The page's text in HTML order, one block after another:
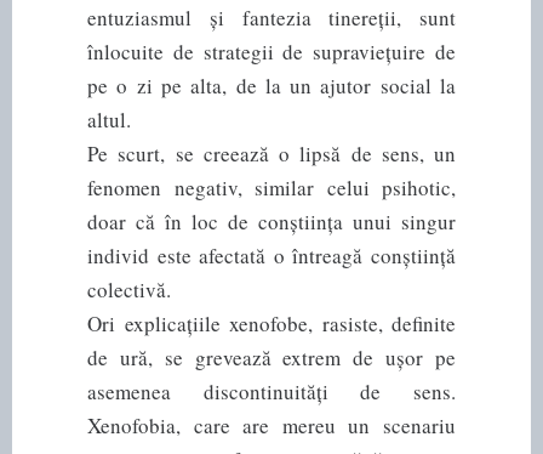
entuziasmul și fantezia tinereții, sunt
înlocuite de strategii de supraviețuire de
pe o zi pe alta, de la un ajutor social la
altul.
Pe scurt, se creează o lipsă de sens, un
fenomen negativ, similar celui psihotic,
doar că în loc de conștiința unui singur
individ este afectată o întreagă conștiință
colectivă.
Ori explicațiile xenofobe, rasiste, definite
de ură, se grevează extrem de ușor pe
asemenea discontinuități de sens.
Xenofobia, care are mereu un scenariu